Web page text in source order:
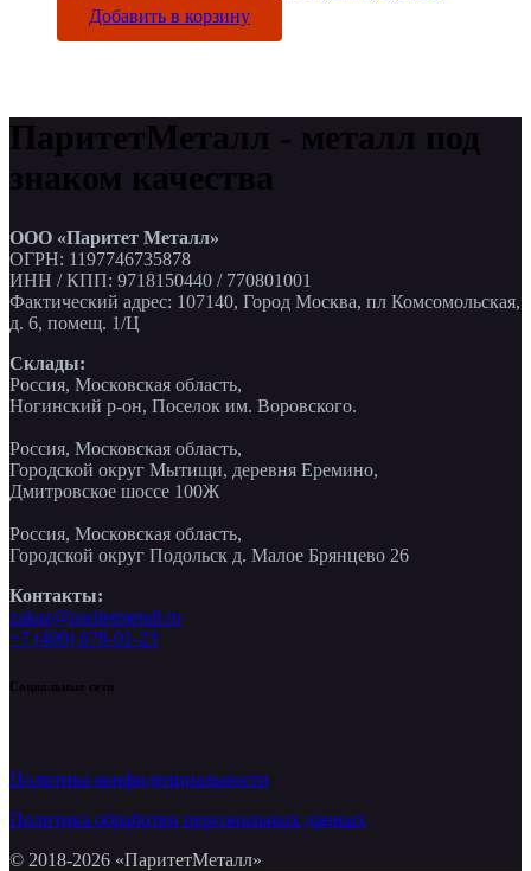
Добавить в корзину
ПаритетМеталл - металл под
знаком качества
ООО «Паритет Металл»
ОГРН: 1197746735878
ИНН / КПП: 9718150440 / 770801001
Фактический адрес: 107140, Город Москва, пл Комсомольская,
д. 6, помещ. 1/Ц
Склады:
Россия, Московская область,
Ногинский р-он, Поселок им. Воровского.
Россия, Московская область,
Городской округ Мытищи, деревня Еремино,
Дмитровское шоссе 100Ж
Россия, Московская область,
Городской округ Подольск д. Малое Брянцево 26
Контакты:
zakaz@paritetmetall.ru
+7 (499) 678-01-23
Социальные сети
Политика конфиденциальности
Политика обработки персональных данных
© 2018-2026 «ПаритетМеталл»